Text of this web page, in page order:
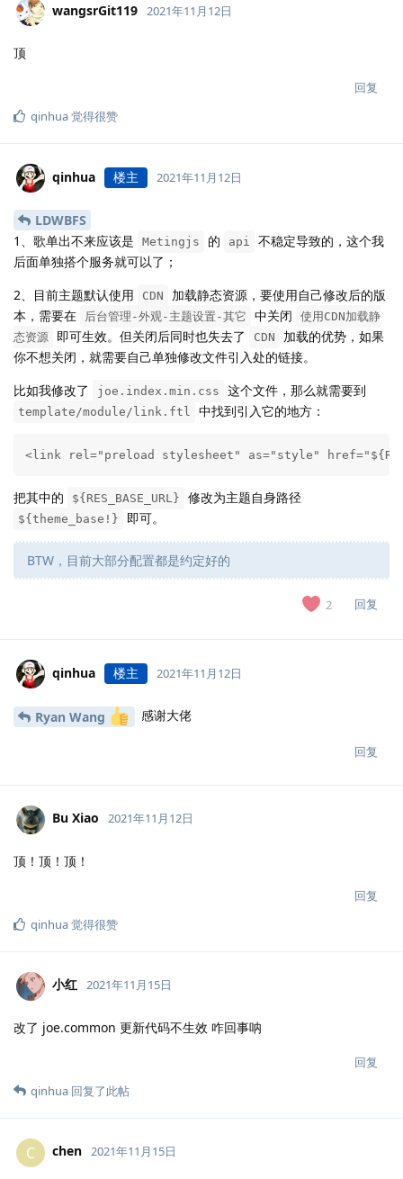
wangsrGit119 2021年11月12日
顶
回复
qinhua觉得很赞
qinhua 楼主 2021年11月12日
LDWBFS
1、歌单出不来应该是
Metingjs 的 api
不稳定导致的，这个我
后面单独搭个服务就可以了；
2、目前主题默认使用
CDN
加载静态资源，要使用自己修改后的版
本，需要在
后台管理-外观-主题设置-其它 中关闭
使用CDN加载静
态资源
即可生效。但关闭后同时也失去了 CDN
加载的优势，如果
你不想关闭，就需要自己单独修改文件引入处的链接。
比如我修改了
joe.index.min.css 这个文件，那么就需要到
template/module/link.ftl 中找到引入它的地方：
<link rel="preload stylesheet" as="style"
把其中的 ${RES_BASE_URL} 修改为主题自身路径
${theme_base!} 即可。
BTW，目前大部分配置都是约定好的
2 回复
qinhua 楼主 2021年11月12日
Ryan Wang 感谢大佬
回复
Bu Xiao 2021年11月12日
顶！顶！顶！
回复
qinhua觉得很赞
小红 2021年11月15日
改了 joe.common 更新代码不生效 咋回事呐
回复
qinhua 回复了此帖
C chen 2021年11月15日